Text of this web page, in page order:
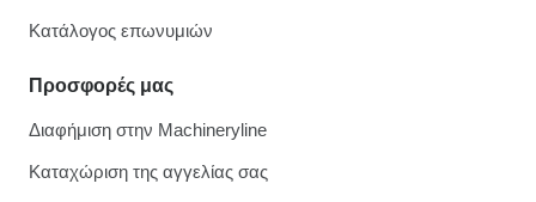
Κατάλογος επωνυμιών
Προσφορές μας
Διαφήμιση στην Machineryline
Καταχώριση της αγγελίας σας